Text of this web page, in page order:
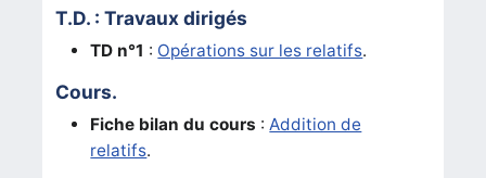
T.D. : Travaux dirigés
TD n°1 : Opérations sur les relatifs.
Cours.
Fiche bilan du cours :Addition de
relatifs.